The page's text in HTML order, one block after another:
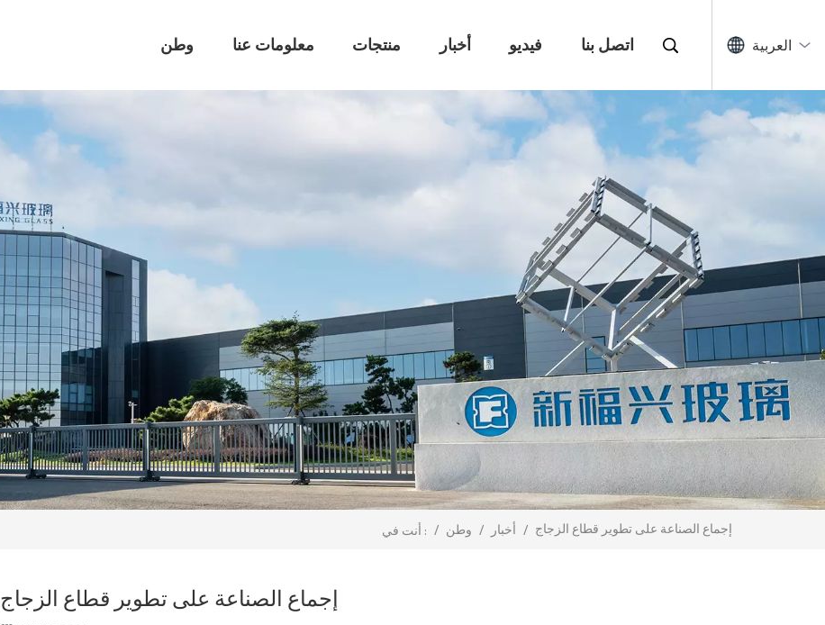
وطن معلومات عنا منتجات أخبار فيديو اتصل بنا العربية
أنت في : / وطن / أخبار / إجماع الصناعة على تطوير قطاع الزجاج
إجماع الصناعة على تطوير قطاع الزجاج